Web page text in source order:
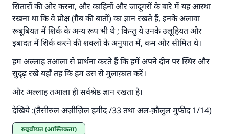
सितारों की ओर करना, और काहिनों और जादूगरों के बारे में यह आस्था
रखना था कि वे प्रोक्ष (ग़ैब की बातों) का ज्ञान रखते हैं, इनके अलावा
रूबूबियत में शिर्क के अन्य रूप भी थे ; किन्तु ये उनके उलूहियत और
इबादत में शिर्क करने की शक्लों के अनुपात में, कम और सीमित थे।
हम अल्लाह तआला से प्रार्थना करते हैं कि हमें अपने दीन पर स्थिर और
सुदृढ़ रखे यहाँ तह कि हम उस से मुलाक़ात करें।
और अल्लाह तआला ही सर्वश्रेष्ठ ज्ञान रखता है।
देखिये :(तैसीरुल अज़ीज़िल हमीद /33 तथा अल-क़ौलुल मुफीद 1/14)
रुबूबीयत (आस्तिकता)